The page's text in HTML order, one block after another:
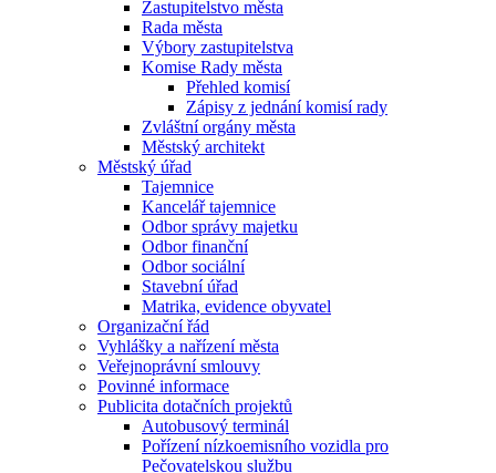
Zastupitelstvo města
Rada města
Výbory zastupitelstva
Komise Rady města
Přehled komisí
Zápisy z jednání komisí rady
Zvláštní orgány města
Městský architekt
Městský úřad
Tajemnice
Kancelář tajemnice
Odbor správy majetku
Odbor finanční
Odbor sociální
Stavební úřad
Matrika, evidence obyvatel
Organizační řád
Vyhlášky a nařízení města
Veřejnoprávní smlouvy
Povinné informace
Publicita dotačních projektů
Autobusový terminál
Pořízení nízkoemisního vozidla pro
Pečovatelskou službu